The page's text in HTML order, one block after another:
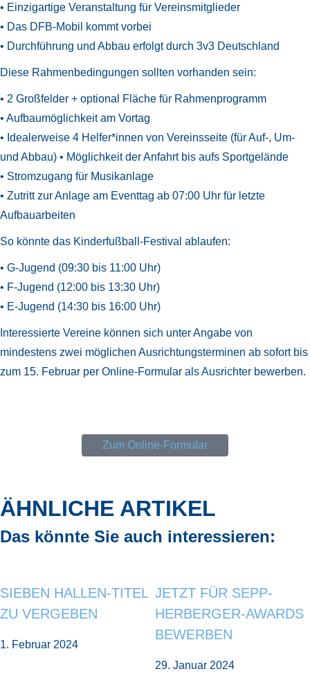
• Einzigartige Veranstaltung für Vereinsmitglieder
• Das DFB-Mobil kommt vorbei
• Durchführung und Abbau erfolgt durch 3v3 Deutschland
Diese Rahmenbedingungen sollten vorhanden sein:
• 2 Großfelder + optional Fläche für Rahmenprogramm
• Aufbaumöglichkeit am Vortag
• Idealerweise 4 Helfer*innen von Vereinsseite (für Auf-, Um-
und Abbau) • Möglichkeit der Anfahrt bis aufs Sportgelände
• Stromzugang für Musikanlage
• Zutritt zur Anlage am Eventtag ab 07:00 Uhr für letzte
Aufbauarbeiten
So könnte das Kinderfußball-Festival ablaufen:
• G-Jugend (09:30 bis 11:00 Uhr)
• F-Jugend (12:00 bis 13:30 Uhr)
• E-Jugend (14:30 bis 16:00 Uhr)
Interessierte Vereine können sich unter Angabe von
mindestens zwei möglichen Ausrichtungsterminen ab sofort bis
zum 15. Februar per Online-Formular als Ausrichter bewerben.
Zum Online-Formular
ÄHNLICHE ARTIKEL
Das könnte Sie auch interessieren:
SIEBEN HALLEN-TITEL
ZU VERGEBEN
1. Februar 2024
JETZT FÜR SEPP-
HERBERGER-AWARDS
BEWERBEN
29. Januar 2024